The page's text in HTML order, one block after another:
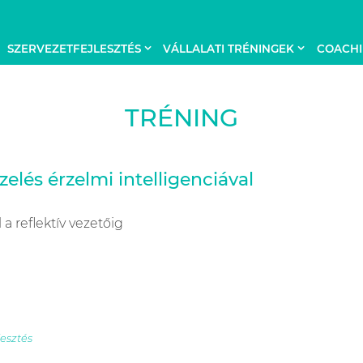
SZERVEZETFEJLESZTÉS VÁLLALATI TRÉNINGEK
TRÉNING
érzelmi intelligenciával
a reflektív vezetőig